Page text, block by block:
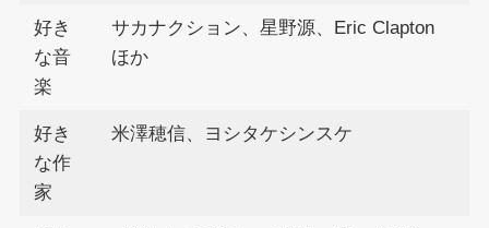
好き
な音
楽
サカナクション、星野源、Eric Clapton
ほか
好き
な作
家
米澤穂信、ヨシタケシンスケ